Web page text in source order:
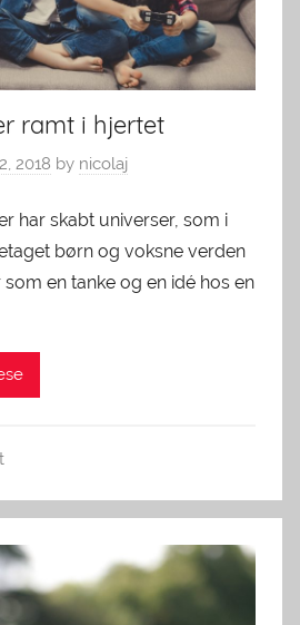
ramt i hjertet
2018 by nicolaj
har skabt universer, som i
børn og voksne verden
en tanke og en idé hos en